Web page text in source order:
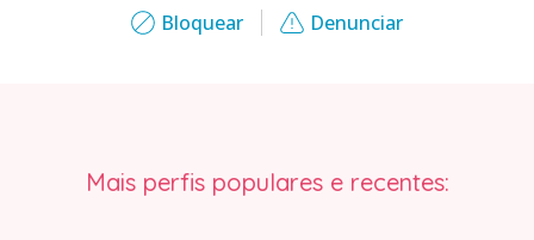
Bloquear Denunciar
Mais perfis populares e recentes: